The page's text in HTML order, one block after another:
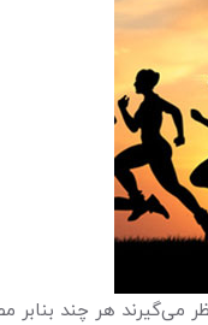
هر چند بنابر